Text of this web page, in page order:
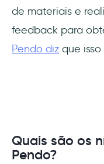
de materiais e
feedback para
Pendo diz que
Quais são os
Pendo?